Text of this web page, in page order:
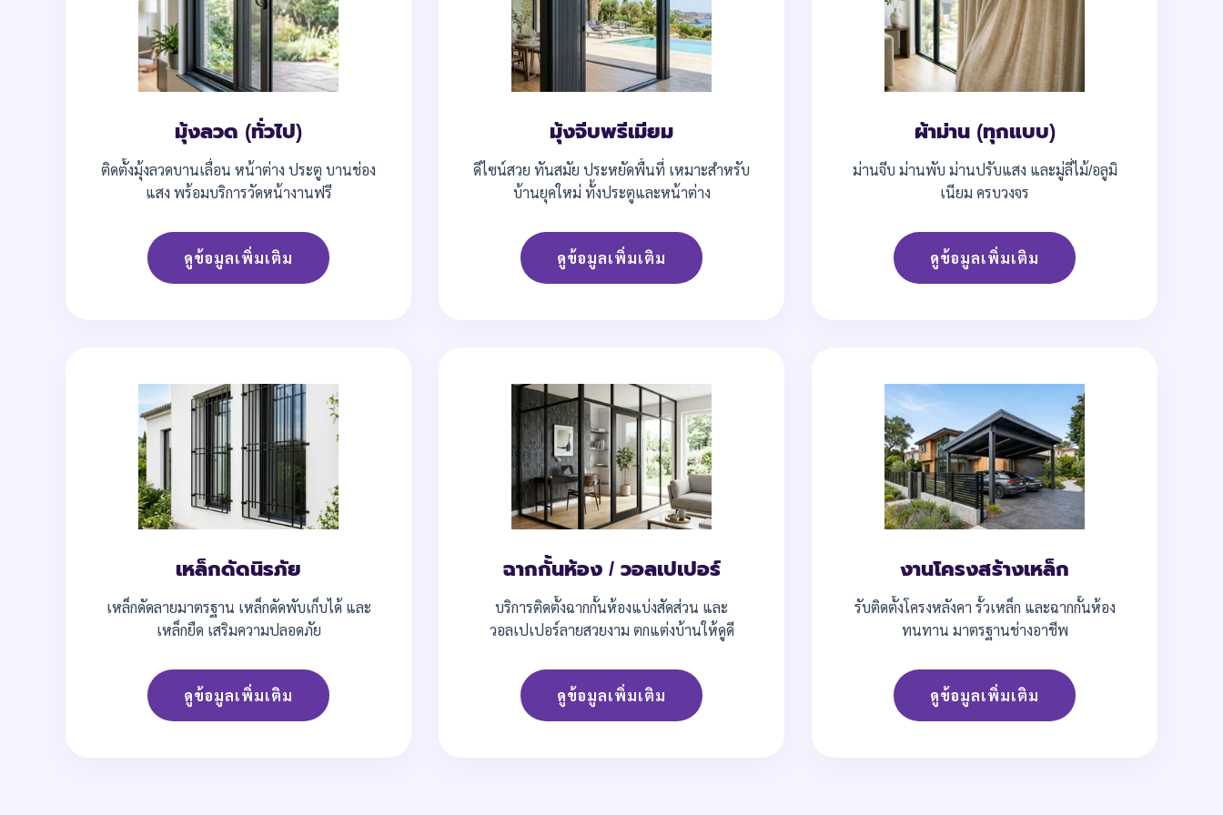
มุ้งลวด (ทั่วไป)
ติดตั้งมุ้งลวดบานเลื่อน หน้าต่าง ประตู บานช่อง
แสง พร้อมบริการวัดหน้างานฟรี
ดูข้อมูลเพิ่มเติม
มุ้งจีบพรีเมียม
ดีไซน์สวย ทันสมัย ประหยัดพื้นที่ เหมาะสำหรับ
บ้านยุคใหม่ ทั้งประตูและหน้าต่าง
ดูข้อมูลเพิ่มเติม
ผ้าม่าน (ทุกแบบ)
ม่านจีบ ม่านพับ ม่านปรับแสง และมู่ลี่ไม้/อลูมิ
เนียม ครบวงจร
ดูข้อมูลเพิ่มเติม
เหล็กดัดนิรภัย
เหล็กดัดลายมาตรฐาน เหล็กดัดพับเก็บได้ และ
เหล็กยืด เสริมความปลอดภัย
ดูข้อมูลเพิ่มเติม
ฉากกั้นห้อง / วอลเปเปอร์
บริการติดตั้งฉากกั้นห้องแบ่งสัดส่วน และ
วอลเปเปอร์ลายสวยงาม ตกแต่งบ้านให้ดูดี
ดูข้อมูลเพิ่มเติม
งานโครงสร้างเหล็ก
รับติดตั้งโครงหลังคา รั้วเหล็ก และฉากกั้นห้อง
ทนทาน มาตรฐานช่างอาชีพ
ดูข้อมูลเพิ่มเติม